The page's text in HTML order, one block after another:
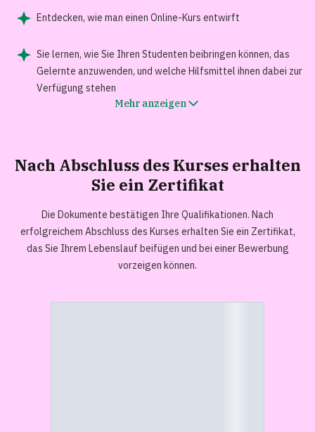
Entdecken, wie man einen Online-Kurs entwirft
Sie lernen, wie Sie Ihren Studenten beibringen können, das
Gelernte anzuwenden, und welche Hilfsmittel ihnen dabei zur
Verfügung stehen
Mehr anzeigen
Nach Abschluss des Kurses erhalten
Sie ein Zertifikat
Die Dokumente bestätigen Ihre Qualifikationen. Nach
erfolgreichem Abschluss des Kurses erhalten Sie ein Zertifikat,
das Sie Ihrem Lebenslauf beifügen und bei einer Bewerbung
vorzeigen können.